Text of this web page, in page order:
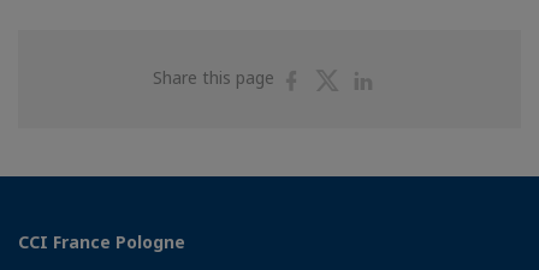
Share this page
ShareShare
CCI France Pologne